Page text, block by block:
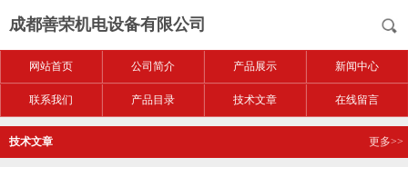
成都善荣机电设备有限公司
网站首页 公司简介 产品展示 新闻中心
联系我们 产品目录 技术文章 在线留言
技术文章 更多>>